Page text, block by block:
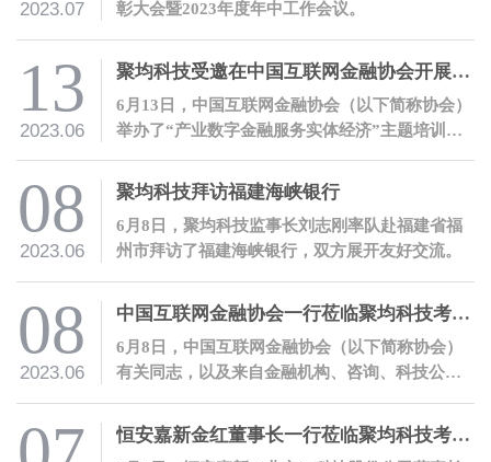
2023.07
彰大会暨2023年度年中工作会议。
13
2023.06
聚均科技受邀在中国互联网金融协会开展产业数字金融培训
6月13日，中国互联网金融协会（以下简称协会）
举办了“产业数字金融服务实体经济”主题培训。
科技首席数字风控官兼数字方案部总经理朱立强
开展主题授课。
08
2023.06
聚均科技拜访福建海峡银行
6月8日，聚均科技监事长刘志刚率队赴福建省福
州市拜访了福建海峡银行，双方展开友好交流。
08
2023.06
中国互联网金融协会一行莅临聚均科技考察交流，并开展会员服务活动
6月8日，中国互联网金融协会（以下简称协会）
有关同志，以及来自金融机构、咨询、科技公司
研交流。
恒安嘉新金红董事长一行莅临聚均科技考察交流